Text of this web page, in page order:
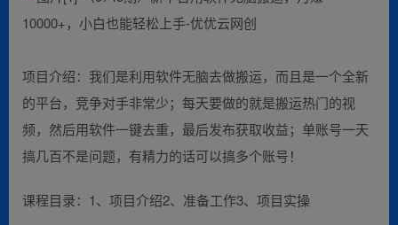
项目介绍：我们是利用软件无脑去做搬运，而且是一个全新
的平台，竞争对手非常少；每天要做的就是搬运热门的视
频，然后用软件一键去重，最后发布获取收益；单账号一天
搞几百不是问题，有精力的话可以搞多个账号！
课程目录：1、项目介绍2、准备工作3、项目实操